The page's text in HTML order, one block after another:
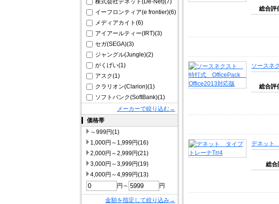
株式会社デネット(De-Net)(7)
イーフロンティア(e frontier)(6)
メディアカイト(6)
アイアールティー(IRT)(3)
セガ(SEGA)(3)
ジャングル(Jungle)(2)
がくげい(1)
アスク(1)
クラリオン(Clarion)(1)
ソフトバンク(SoftBank)(1)
メーカーで絞り込む→
価格帯
～999円(1)
1,000円～1,999円(16)
2,000円～2,999円(21)
3,000円～3,999円(19)
4,000円～4,999円(13)
円～
円
金額を指定して絞り込み→
総合評
ソースネ
総合評
デネット
総合